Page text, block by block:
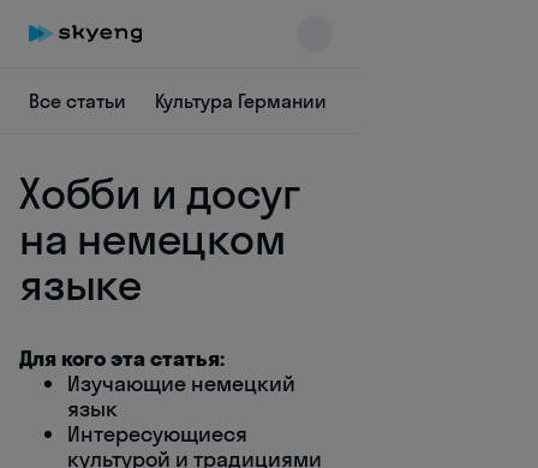
Все статьи Культура Германии
Хобби и досуг
на немецком
языке
Для кого эта статья:
Изучающие немецкий
язык
Интересующиеся
культурой и традициями